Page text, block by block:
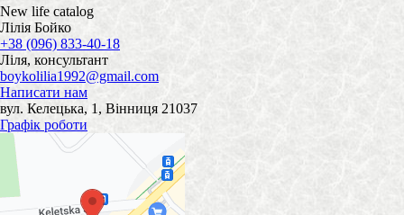
New life catalog
Лілія Бойко
+38 (096) 833-40-18
Ліля, консультант
boykolilia1992@gmail.com
Написати нам
вул. Келецька, 1, Вінниця 21037
Графік роботи